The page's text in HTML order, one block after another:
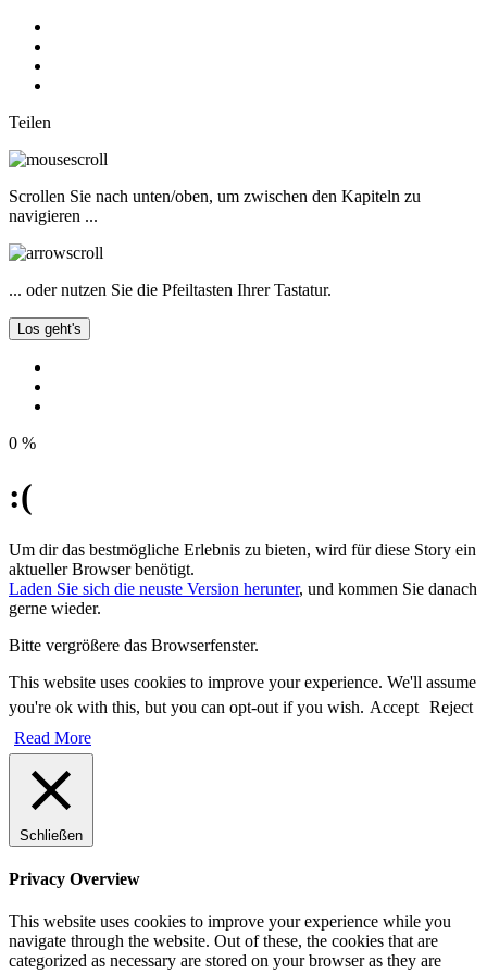
Teilen
Scrollen Sie nach unten/oben, um zwischen den Kapiteln zu
navigieren ...
... oder nutzen Sie die Pfeiltasten Ihrer Tastatur.
Los geht's
0 %
:(
Um dir das bestmögliche Erlebnis zu bieten, wird für diese Story ein
aktueller Browser benötigt.
Laden Sie sich die neuste Version herunter, und kommen Sie danach
gerne wieder.
Bitte vergrößere das Browserfenster.
This website uses cookies to improve your experience. We'll assume
you're ok with this, but you can opt-out if you wish. Accept Reject
Read More
Schließen
Privacy Overview
This website uses cookies to improve your experience while you
navigate through the website. Out of these, the cookies that are
categorized as necessary are stored on your browser as they are